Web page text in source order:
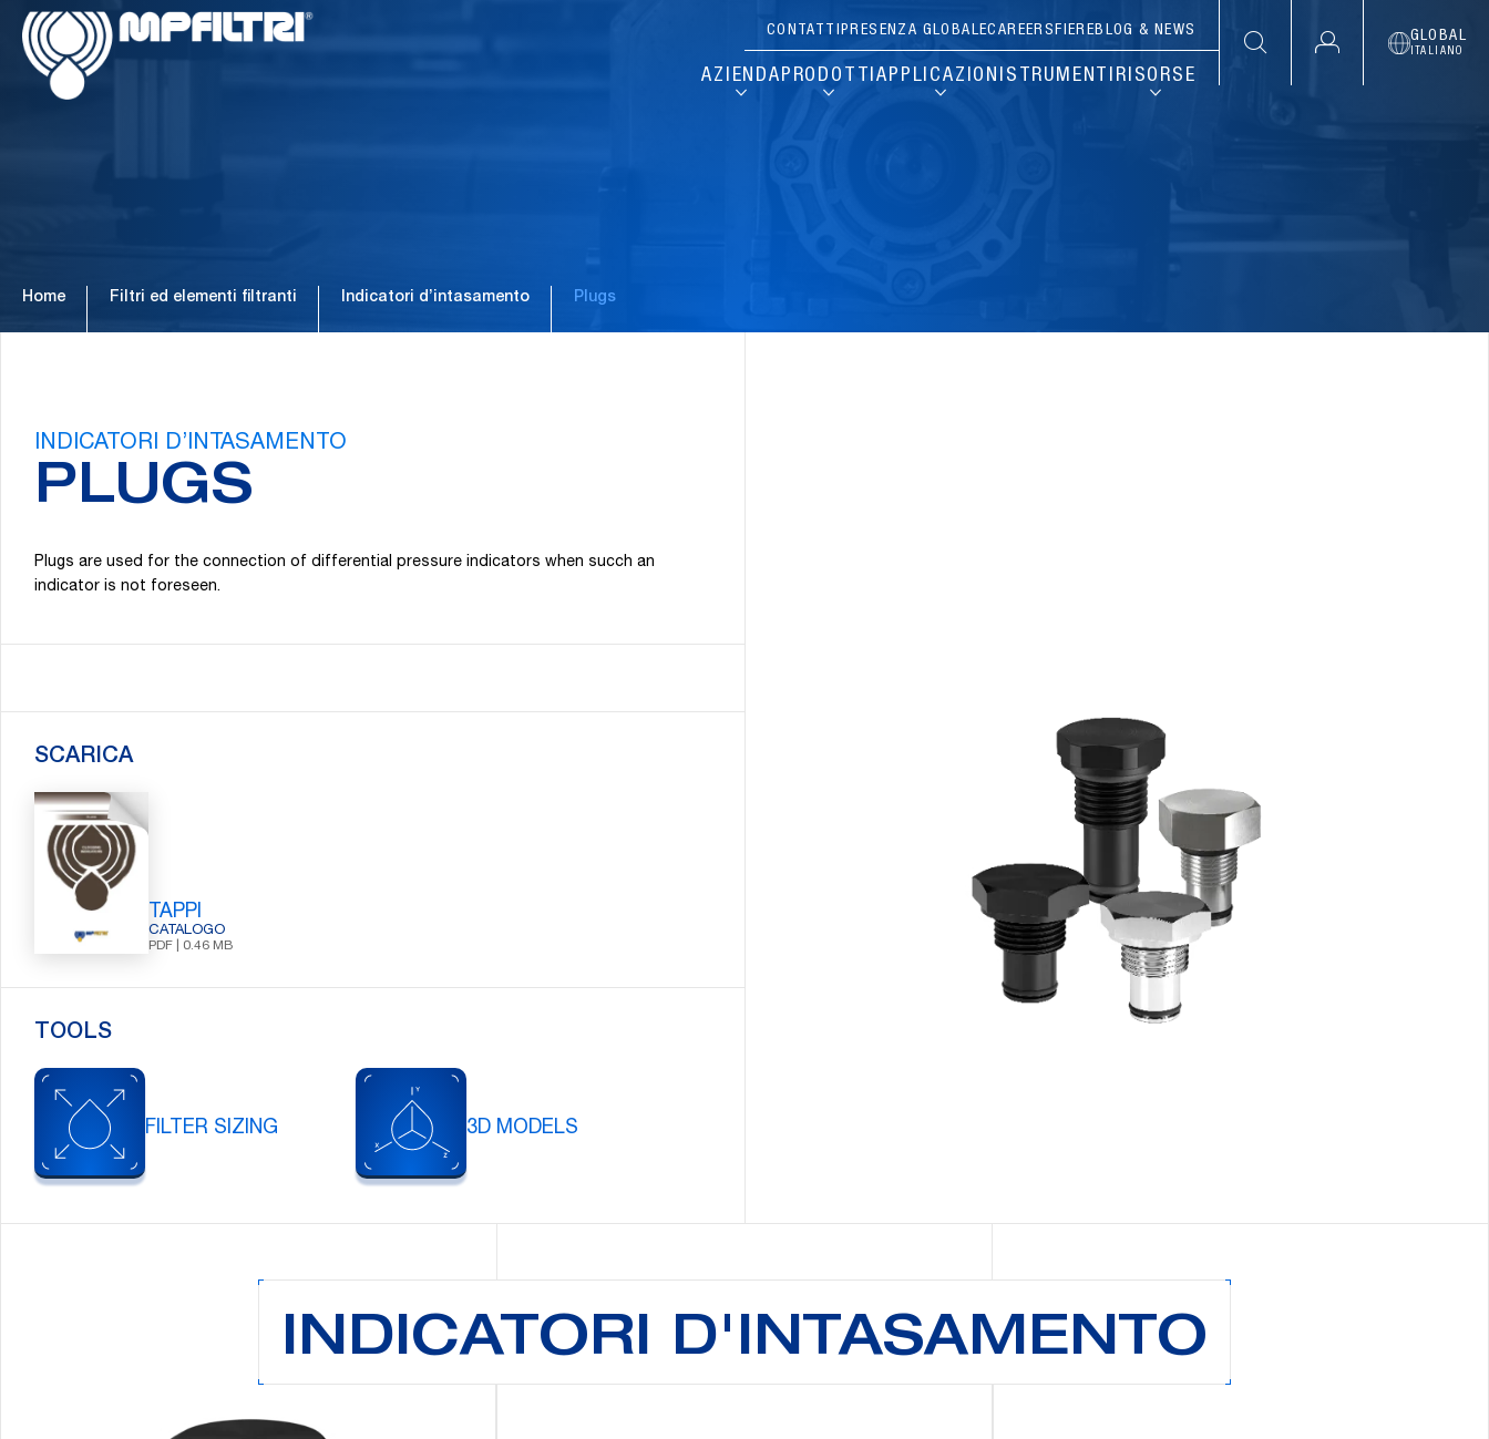
Passa
contenuto
principale
Passa
CONTATTIPRESENZA GLOBALECAREERSFIEREBLOG & NEWS
AZIENDAPRODOTTIAPPLICAZIONI STRUMENTI RISORSE
GLOBAL
ITALIANO
Cerca:
Home Filtri ed elementi filtranti Indicatori d’intasamento Plugs
INDICATORI D’INTASAMENTO
PLUGS
Plugs are used for the connection of differential pressure indicators when succh an
indicator is not foreseen.
SCARICA
TAPPI
CATALOGO
PDF | 0.46 MB
TOOLS
FILTER SIZING 3D MODELS
INDICATORI D'INTASAMENTO